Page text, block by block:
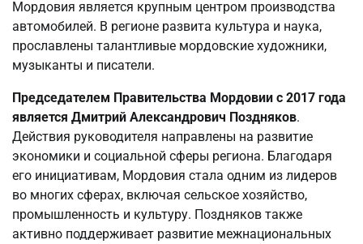
Мордовия является крупным центром производства
автомобилей. В регионе развита культура и наука,
прославлены талантливые мордовские художники,
музыканты и писатели.
Председателем Правительства Мордовии с 2017 года
является Дмитрий Александрович Поздняков.
Действия руководителя направлены на развитие
экономики и социальной сферы региона. Благодаря
его инициативам, Мордовия стала одним из лидеров
во многих сферах, включая сельское хозяйство,
промышленность и культуру. Поздняков также
активно поддерживает развитие межнациональных